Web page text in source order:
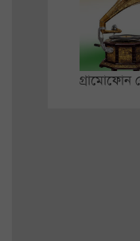
গ্রামোফোন